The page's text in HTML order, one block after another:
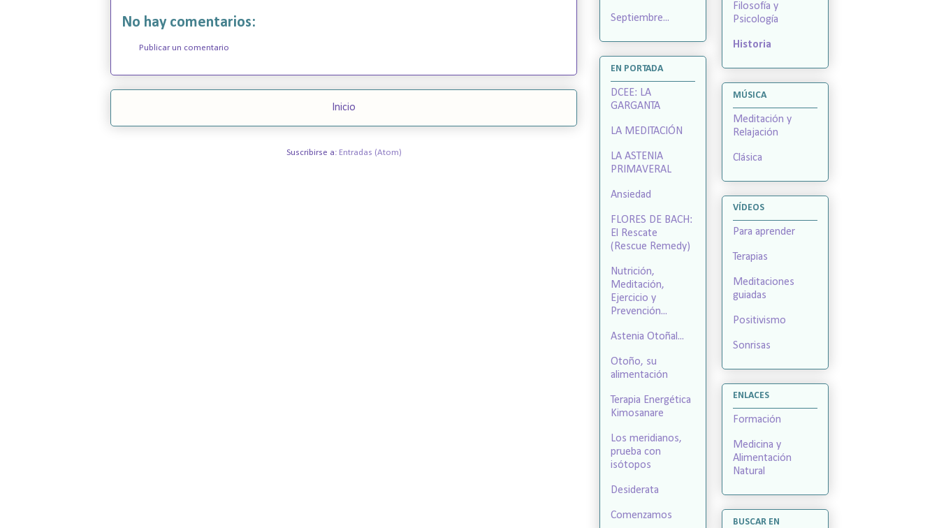
No hay comentarios:
Publicar un comentario
Inicio
Suscribirse a: Entradas (Atom)
Septiembre...
EN PORTADA
DCEE: LA
GARGANTA
LA MEDITACIÓN
LA ASTENIA
PRIMAVERAL
Ansiedad
FLORES DE BACH:
El Rescate
(Rescue Remedy)
Nutrición,
Meditación,
Ejercicio y
Prevención...
Astenia Otoñal...
Otoño, su
alimentación
Terapia Energética
Kimosanare
Los meridianos,
prueba con
isótopos
Desiderata
Comenzamos
Filosofía y
Psicología
Historia
MÚSICA
Meditación y
Relajación
Clásica
VÍDEOS
Para aprender
Terapias
Meditaciones
guiadas
Positivismo
Sonrisas
ENLACES
Formación
Medicina y
Alimentación
Natural
BUSCAR EN